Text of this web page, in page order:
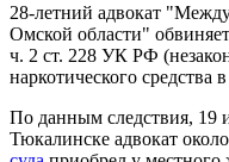
28-летний адвокат
Омской области"
ч. 2 ст. 228 УК РФ
наркотического средства
По данным следствия, 19
Тюкалинске адвокат